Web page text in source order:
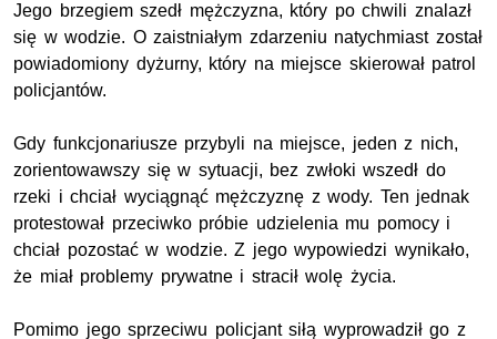
Jego brzegiem szedł mężczyzna, który po chwili znalazł
się w wodzie. O zaistniałym zdarzeniu natychmiast został
powiadomiony dyżurny, który na miejsce skierował patrol
policjantów.
Gdy funkcjonariusze przybyli na miejsce, jeden z nich,
zorientowawszy się w sytuacji, bez zwłoki wszedł do
rzeki i chciał wyciągnąć mężczyznę z wody. Ten jednak
protestował przeciwko próbie udzielenia mu pomocy i
chciał pozostać w wodzie. Z jego wypowiedzi wynikało,
że miał problemy prywatne i stracił wolę życia.
Pomimo jego sprzeciwu policjant siłą wyprowadził go z